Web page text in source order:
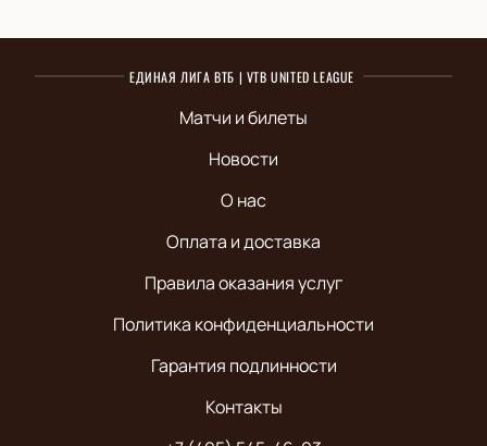
ЕДИНАЯ ЛИГА ВТБ | VTB UNITED LEAGUE
Матчи и билеты
Новости
О нас
Оплата и доставка
Правила оказания услуг
Политика конфиденциальности
Гарантия подлинности
Контакты